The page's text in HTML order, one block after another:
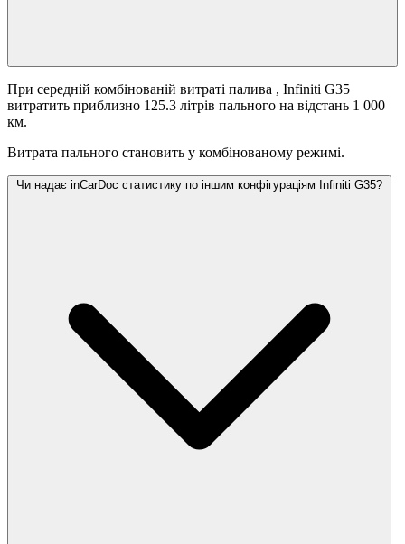
При середній комбінованій витраті палива , Infiniti G35
витратить приблизно 125.3 літрів пального на відстань 1 000
км.
Витрата пального становить у комбінованому режимі.
Чи надає inCarDoc статистику по іншим конфігураціям Infiniti G35?